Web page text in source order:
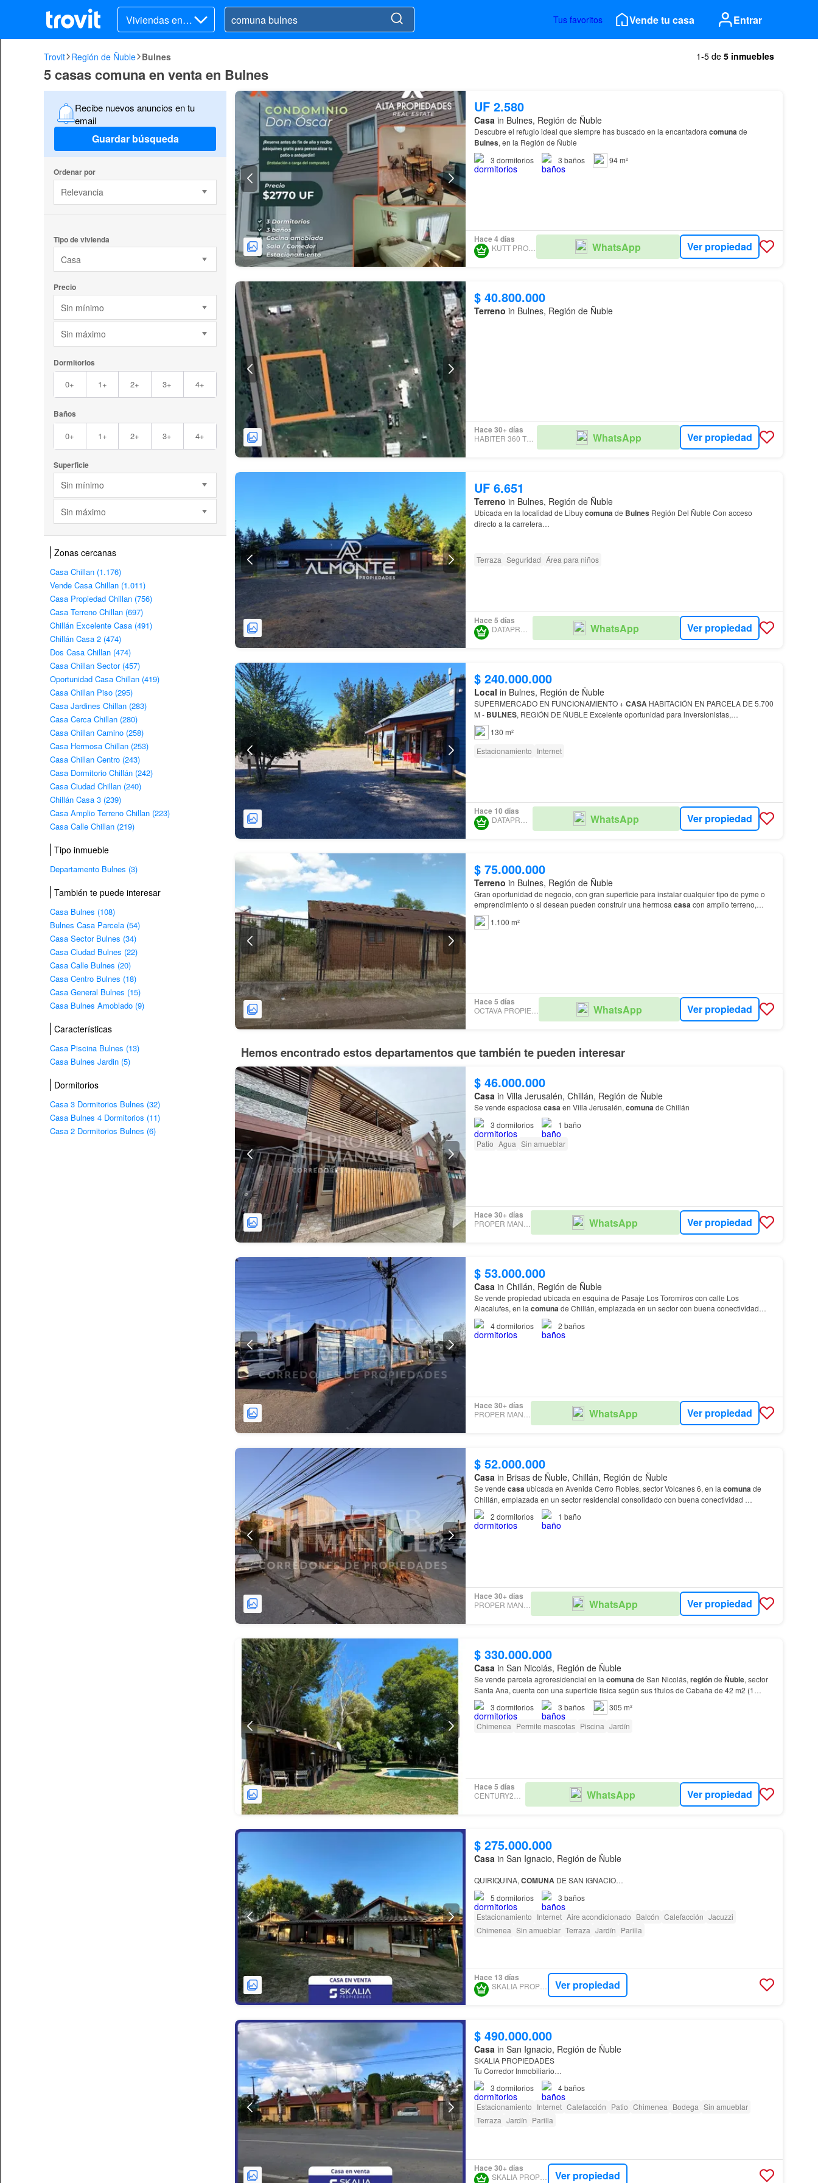
Viviendas en v
enta
Tus favoritos Vende tu casa Entrar
Trovit Región de Ñuble Bulnes 1-5 de 5 inmuebles
5 casas comuna en venta en Bulnes
Recibe nuevos anuncios en tu
email
Guardar búsqueda
Ordenar por
Relevancia
Tipo de vivienda
Casa
Precio
Sin mínimo
Sin máximo
Dormitorios
0+ 1+ 2+ 3+ 4+
Baños
0+ 1+ 2+ 3+ 4+
Superficie
Sin mínimo
Sin máximo
Zonas cercanas
Casa Chillan (1.176)
Vende Casa Chillan (1.011)
Casa Propiedad Chillan (756)
Casa Terreno Chillan (697)
Chillán Excelente Casa (491)
Chillán Casa 2 (474)
Dos Casa Chillan (474)
Casa Chillan Sector (457)
Oportunidad Casa Chillan (419)
Casa Chillan Piso (295)
Casa Jardines Chillan (283)
Casa Cerca Chillan (280)
Casa Chillan Camino (258)
Casa Hermosa Chillan (253)
Casa Chillan Centro (243)
Casa Dormitorio Chillán (242)
Casa Ciudad Chillan (240)
Chillán Casa 3 (239)
Casa Amplio Terreno Chillan (223)
Casa Calle Chillan (219)
Tipo inmueble
Departamento Bulnes (3)
También te puede interesar
Casa Bulnes (108)
Bulnes Casa Parcela (54)
Casa Sector Bulnes (34)
Casa Ciudad Bulnes (22)
Casa Calle Bulnes (20)
Casa Centro Bulnes (18)
Casa General Bulnes (15)
Casa Bulnes Amoblado (9)
Características
Casa Piscina Bulnes (13)
Casa Bulnes Jardin (5)
Dormitorios
Casa 3 Dormitorios Bulnes (32)
Casa Bulnes 4 Dormitorios (11)
Casa 2 Dormitorios Bulnes (6)
UF 2.580
Casain Bulnes, Región de Ñuble
Descubre el refugio ideal que siempre has buscado en la encantadora comunade
Bulnes, en la Región de Ñuble
3 dormitorios 3 baños 94 m²
Hace 4 días
KUTT PROPERTY WhatsApp Ver propiedad
$ 40.800.000
Terreno in Bulnes, Región de Ñuble
Hace 30+ días
HABITER 360 TEMUCO WhatsApp Ver propiedad
UF 6.651
Terreno in Bulnes, Región de Ñuble
Ubicada en la localidad de Libuycomunade Bulnes Región Del Ñuble Con acceso
directo a la carretera…
Terraza Seguridad Área para niños
Hace 5 días
DATAPROP SPA WhatsApp Ver propiedad
$ 240.000.000
Local in Bulnes, Región de Ñuble
SUPERMERCADO EN FUNCIONAMIENTO +CASA HABITACIÓN EN PARCELA DE 5.700
M - BULNES, REGIÓN DE ÑUBLE Excelente oportunidad para inversionistas,
emprendedores Se vende parcela de 5.700 m con acceso directo a carretera, ubicada
en… 130 m²
Estacionamiento Internet
Hace 10 días
DATAPROP SPA WhatsApp Ver propiedad
$ 75.000.000
Terreno in Bulnes, Región de Ñuble
Gran oportunidad de negocio, con gran superficie para instalar cualquier tipo de pyme o
emprendimiento o si desean pueden construir una hermosa casacon amplio terreno,
cuenta con agua potable luz y alcantarillado, ubicado en…
1.100 m²
Hace 5 días
OCTAVA PROPIEDADES WhatsApp Ver propiedad
Hemos encontrado estos departamentos que también te pueden interesar
$ 46.000.000
Casa in Villa Jerusalén, Chillán, Región de Ñuble
Se vende espaciosa casaen Villa Jerusalén, comunade Chillán
3 dormitorios 1 baño
Patio Agua Sin amueblar
Hace 30+ días
PROPER MANAGER WhatsApp Ver propiedad
$ 53.000.000
Casa in Chillán, Región de Ñuble
Se vende propiedad ubicada en esquina de Pasaje Los Toromiros con calle Los
Alacalufes, en la comunade Chillán, emplazada en un sector con buena conectividad
#8226; Superficie terreno: 165 m²
• 65 m² aprox…
4dormitorios 2 baños
Hace 30+ días
WhatsApp Ver propiedad
$ 52.000.000
Casa in Brisas de Ñuble, Chillán, Región de Ñuble
Se vende casaubicada en Avenida Cerro Robles, sector Volcanes 6, en la comunade
Chillán, emplazada en un sector residencial consolidado con buena conectividad
•Casa
• 2 dormitorios
…
2 dormitorios 1 baño
Hace 30+ días
WhatsApp Ver propiedad
$ 330.000.000
Casa in San Nicolás, Región de Ñuble
Se vende parcela agroresidencial en la comunade San Nicolás, regiónde Ñuble, sector
Santa Ana, cuenta con una superficie física según sus títulos de Cabaña de 42 m2 (1
baño),
de Cuidador 120 m2, Galpón 1 120 m2 y Galpo…
3 dormitorios 3 baños
305 m²
Chimenea Permite mascotas Piscina Jardín
Hace 5 días
WhatsApp Ver propiedad
$ 275.000.000
Casa in San Ignacio, Región de Ñuble
QUIRIQUINA, COMUNA DE SAN IGNACIO…
5 dormitorios 3 baños
Estacionamiento Internet Aire acondicionado Balcón Calefacción Jacuzzi
Chimenea Sin amueblar Terraza Jardín Parilla
Hace 13 días
SKALIA PROPIEDADES Ver propiedad
$ 490.000.000
Casa in San Ignacio, Región de Ñuble
SKALIA PROPIEDADES
Tu Corredor Inmobiliario
¡CASAQUINTA EN VENTA – PUEBLO SECO, SAN IGNACIO,
comunade San Ignacio,Región de Ñuble.…
3 dormitorios 4baños
Estacionamiento Internet Calefacción Patio Chimenea Bodega Sin amueblar
Terraza Jardín Parilla
Hace 30+ días
SKALIA PROPIEDADES Ver propiedad